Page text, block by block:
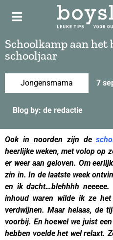
Schoolkamp aan het
schooljaar
Jongensmama 7
Blog by: de redactie
Ook in noorden zijn de
heerlijke weken, met volop op
er weer aan geloven. Om
zin in. In de laatste week
en ik dacht…blehhhh
inhoud waren wilde ik ze
verdwijnen. Maar helaas, de
voorbij. En hoewel we juist
hebben voelde het wel relaxt.